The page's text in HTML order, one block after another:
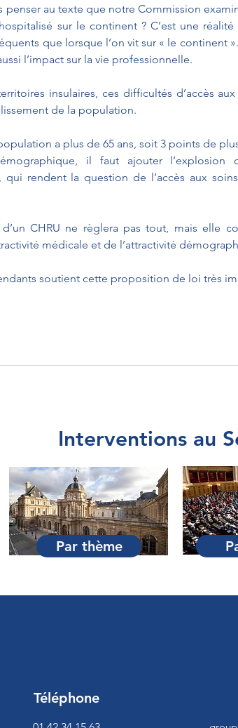
penser au texte que notre Commission
sur le continent ? C’est une
que lorsque l’on vit sur « le continent
l’impact sur la vie professionnelle.
insulaires, ces difficultés d’accès
de la population.
a plus de 65 ans, soit 3 points de
il faut ajouter l’explosion
qui rendent la question de l’accès aux
CHRU ne règlera pas tout, mais elle
médicale et de l’attractivité
soutient cette proposition de loi très
Interventions au
Par thème
Téléphone